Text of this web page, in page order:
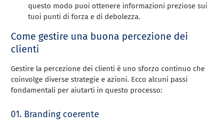
questo modo puoi ottenere informazioni preziose sui
tuoi punti di forza e di debolezza.
Come gestire una buona percezione dei
clienti
Gestire la percezione dei clienti è uno sforzo continuo che
coinvolge diverse strategie e azioni. Ecco alcuni passi
fondamentali per aiutarti in questo processo:
01. Branding coerente